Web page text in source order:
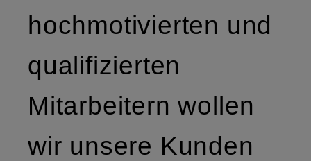
hochmotivierten und
qualifizierten
Mitarbeitern wollen
wir unsere Kunden